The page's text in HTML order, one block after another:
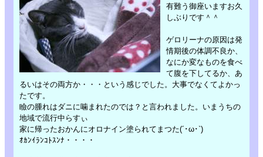
有難う御座いますお久
しぶりです＾＾
ゲロリーナの原因は発
情期後の体調不良か、
なにか変なものを食べ
て腹を下してるか、あ
るいはその両方か・・・という感じでした。大事でなくてよかっ
たです。
瞼の腫れはダニに噛まれたのでは？と言われました。いまうちの
地域で流行中らすぃ
家に帰ったおかんにオロナイン塗られてまつた(´･ω･`)
ｵｶﾝｲﾗﾝｺﾄｽﾝﾅ・・・・